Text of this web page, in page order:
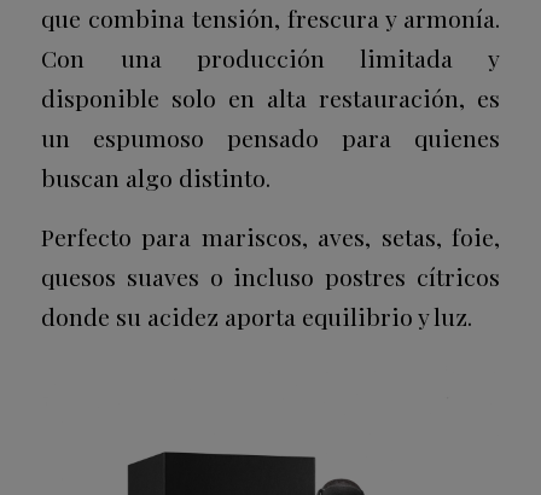
que combina tensión, frescura y armonía.
Con una producción limitada y
disponible solo en alta restauración, es
un espumoso pensado para quienes
buscan algo distinto.
Perfecto para mariscos, aves, setas, foie,
quesos suaves o incluso postres cítricos
donde su acidez aporta equilibrio y luz.